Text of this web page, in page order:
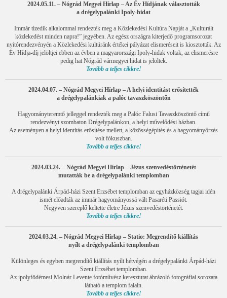
2024.05.11. – Nógrád Megyei Hírlap – Az Év Hídjának választották
a drégelypalánki Ipoly-hidat
Immár tizedik alkalommal rendezték meg a Közlekedési Kultúra Napját a „Kulturált
közlekedést minden napra!” jegyében. Az egész országra kiterjedő programsorozat
nyitórendezvényén a Közlekedési kultúránk értékei pályázat elismeréseit is kiosztották. Az
Év Hídja-díj jelöltjei ebben az évben a magyarországi Ipoly-hidak voltak, az elismerésre
pedig hat Nógrád vármegyei hidat is jelöltek.
Tovább a teljes cikkre!
2024.04.07. – Nógrád Megyei Hírlap – A helyi identitást erősítették
a drégelypalánkiak a palóc tavaszköszöntőn
Hagyományteremtő jelleggel rendezték meg a Palóc Falusi Tavaszköszöntő című
rendezvényt szombaton Drégelypalánkon, a helyi művelődési házban.
Az eseményen a helyi identitás erősítése mellett, a közösségépítés és a hagyományőrzés
volt fókuszban.
Tovább a teljes cikkre!
2024.03.24. – Nógrád Megyei Hírlap – Jézus szenvedéstörténetét
mutatták be a drégelypalánki templomban
A drégelypalánki Árpád-házi Szent Erzsébet templomban az egyházközség tagjai idén
ismét előadták az immár hagyományossá vált Pasaréti Passiót.
Negyven szereplő keltette életre Jézus szenvedéstörténetét.
Tovább a teljes cikkre!
2024.03.24. – Nógrád Megyei Hírlap – Statio: Megrendítő kiállítás
nyílt a drégelypalánki templomban
Különleges és egyben megrendítő kiállítás nyílt hétvégén a drégelypalánki Árpád-házi
Szent Erzsébet templomban.
Az ipolyfödémesi Molnár Levente fotóművész keresztutat ábrázoló fotográfiai sorozata
látható a templom falain.
Tovább a teljes cikkre!